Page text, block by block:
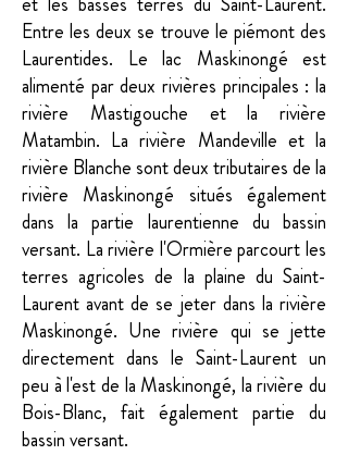
Entre les deux se trouve le piémont des
Laurentides. Le lac Maskinongé est
alimenté par deux rivières principales : la
rivière Mastigouche et la rivière
Matambin. La rivière Mandeville et la
rivière Blanche sont deux tributaires de la
rivière Maskinongé situés également
dans la partie laurentienne du bassin
versant. La rivière l'Ormière parcourt les
terres agricoles de la plaine du Saint-
Laurent avant de se jeter dans la rivière
Maskinongé. Une rivière qui se jette
directement dans le Saint-Laurent un
peu à l'est de la Maskinongé, la rivière du
Bois-Blanc, fait également partie du
bassin versant.